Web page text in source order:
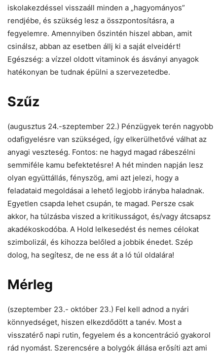
iskolakezdéssel visszaáll minden a „hagyományos”
rendjébe, és szükség lesz a összpontosításra, a
fegyelemre. Amennyiben őszintén hiszel abban, amit
csinálsz, abban az esetben állj ki a saját elveidért!
Egészség: a vízzel oldott vitaminok és ásványi anyagok
hatékonyan be tudnak épülni a szervezetedbe.
Szűz
(augusztus 24.-szeptember 22.) Pénzügyek terén nagyobb
odafigyelésre van szükséged, így elkerülhetővé válhat az
anyagi veszteség. Fontos: ne hagyd magad rábeszélni
semmiféle kamu befektetésre! A hét minden napján lesz
olyan együttállás, fényszög, ami azt jelezi, hogy a
feladataid megoldásai a lehető legjobb irányba haladnak.
Egyetlen csapda lehet csupán, te magad. Persze csak
akkor, ha túlzásba viszed a kritikusságot, és/vagy átcsapsz
akadékoskodóba. A Hold lelkesedést és nemes célokat
szimbolizál, és kihozza belőled a jobbik énedet. Szép
dolog, ha segítesz, de ne ess át a ló túl oldalára!
Mérleg
(szeptember 23.- október 23.) Fel kell adnod a nyári
könnyedséget, hiszen elkezdődött a tanév. Most a
visszatérő napi rutin, fegyelem és a koncentráció gyakorol
rád nyomást. Szerencsére a bolygók állása erősíti azt ami